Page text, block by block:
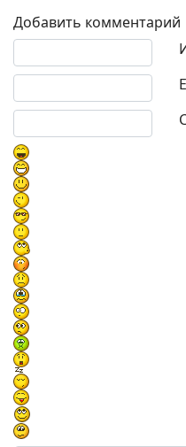
Добавить комментарий
Текст комментария